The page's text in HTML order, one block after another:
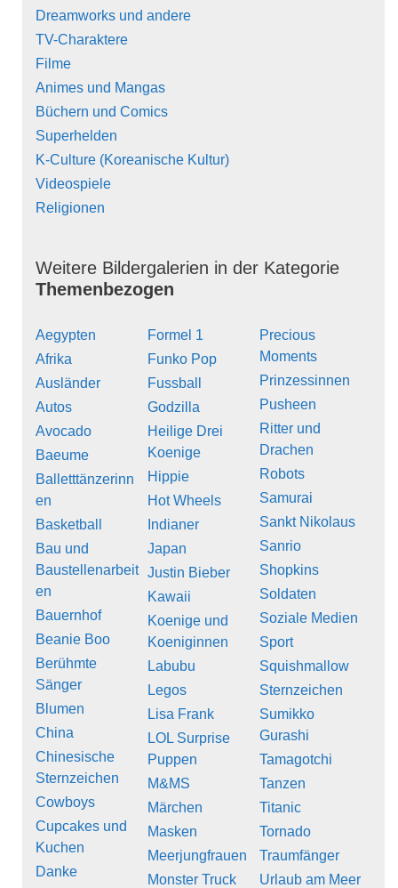
Dreamworks und andere
TV-Charaktere
Filme
Animes und Mangas
Büchern und Comics
Superhelden
K-Culture (Koreanische Kultur)
Videospiele
Religionen
Weitere Bildergalerien in der Kategorie
Themenbezogen
Aegypten
Afrika
Ausländer
Autos
Avocado
Baeume
Balletttänzerinn
en
Basketball
Bau und
Baustellenarbeit
en
Bauernhof
Beanie Boo
Berühmte
Sänger
Blumen
China
Chinesische
Sternzeichen
Cowboys
Cupcakes und
Kuchen
Danke
Formel 1
Funko Pop
Fussball
Godzilla
Heilige Drei
Koenige
Hippie
Hot Wheels
Indianer
Japan
Justin Bieber
Kawaii
Koenige und
Koeniginnen
Labubu
Legos
Lisa Frank
LOL Surprise
Puppen
M&MS
Märchen
Masken
Meerjungfrauen
Monster Truck
Precious
Moments
Prinzessinnen
Pusheen
Ritter und
Drachen
Robots
Samurai
Sankt Nikolaus
Sanrio
Shopkins
Soldaten
Soziale Medien
Sport
Squishmallow
Sternzeichen
Sumikko
Gurashi
Tamagotchi
Tanzen
Titanic
Tornado
Traumfänger
Urlaub am Meer